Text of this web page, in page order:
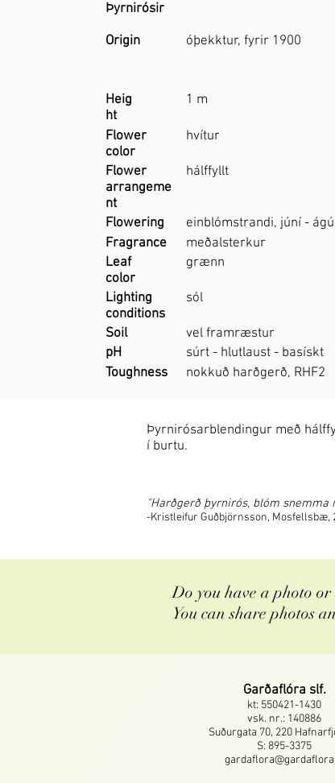
Þyrnirósir
Origin
óþekktur, fyrir 1900
Heig
ht
1 m
Flower
color
hvítur
Flower
arrangeme
nt
hálffyllt
Flowering
einblómstrandi, júní -
Fragrance
meðalsterkur
Leaf
color
grænn
Lighting
conditions
sól
Soil
vel framræstur
pH
súrt - hlutlaust - basískt
Toughness
nokkuð harðgerð, RHF2
Þyrnirósarblendingur með
í burtu.
"Harðgerð þyrnirós, blóm
-Kristleifur Guðbjörnsson, Mosfellsbæ,
Do you have a photo
You can share photos
Garðaflóra slf.
kt: 550421-1430
vsk. nr.: 140886
Suðurgata 70, 220
S: 895-3375